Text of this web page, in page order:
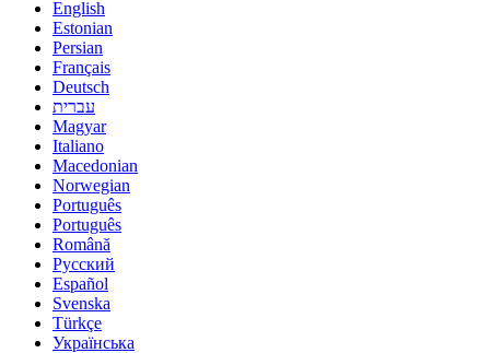
English
Estonian
Persian
Français
Deutsch
עברית
Magyar
Italiano
Macedonian
Norwegian
Português
Português
Română
Русский
Español
Svenska
Türkçe
Українська